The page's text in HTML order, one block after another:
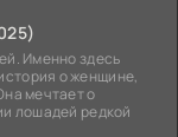
Именно здесь
о женщине,
мечтает о
лошадей редкой